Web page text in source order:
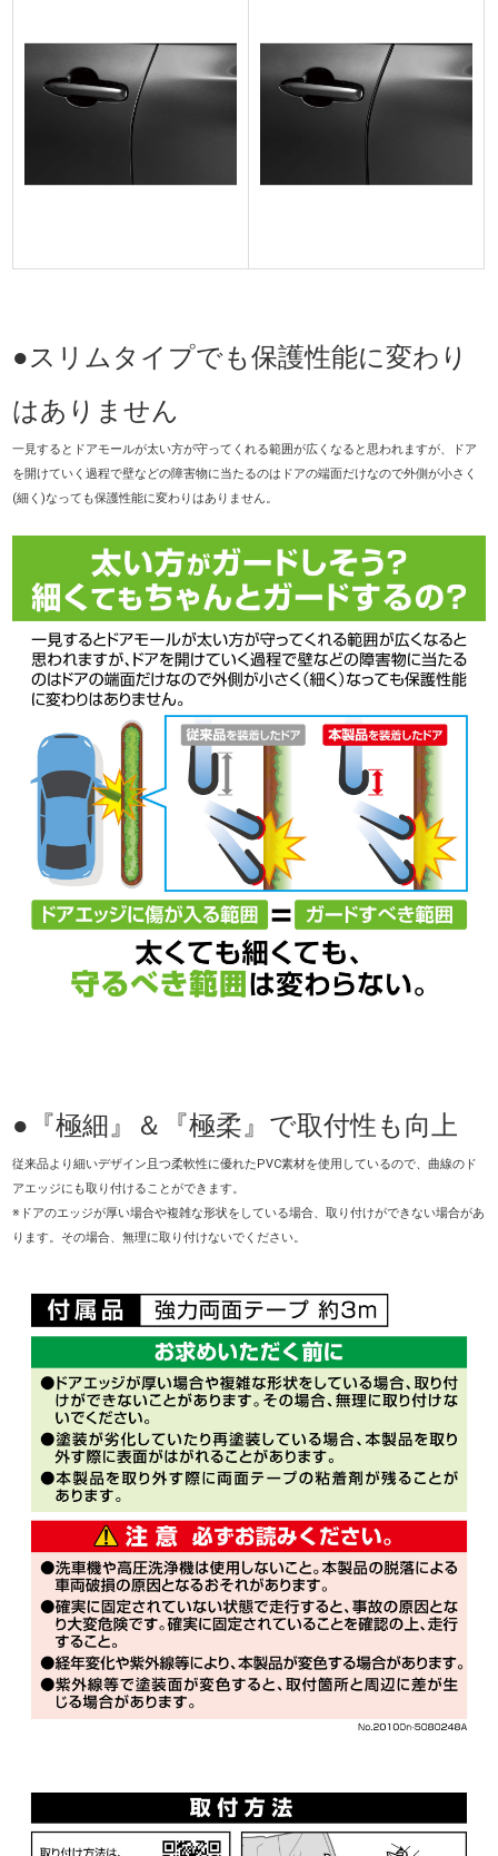
●スリムタイプでも保護性能に変わり
はありません
一見するとドアモールが太い方が守ってくれる範囲が広くなると思われますが、ドア
を開けていく過程で壁などの障害物に当たるのはドアの端面だけなので外側が小さく
(細く)なっても保護性能に変わりはありません。
●『極細』＆『極柔』で取付性も向上
従来品より細いデザイン且つ柔軟性に優れたPVC素材を使用しているので、曲線のド
アエッジにも取り付けることができます。
※ドアのエッジが厚い場合や複雑な形状をしている場合、取り付けができない場合があ
ります。その場合、無理に取り付けないでください。